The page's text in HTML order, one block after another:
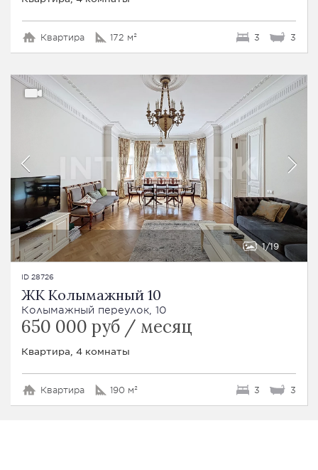
Квартира 172 м² 3 3
1 19
ID 28726
ЖК Колымажный 10
Колымажный переулок, 10
650 000 руб / месяц
Квартира, 4 комнаты
Квартира 190 м² 3 3